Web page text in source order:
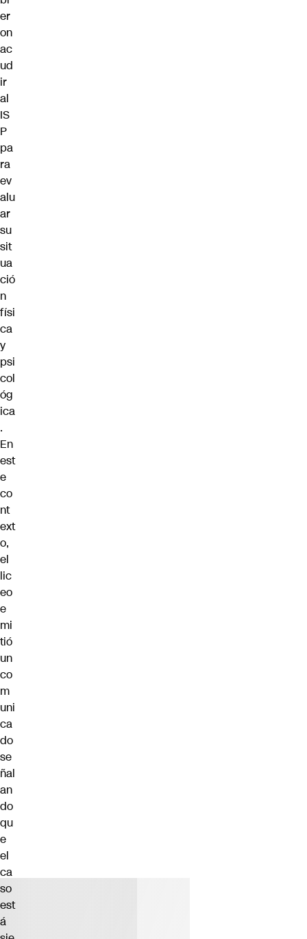
er
on
ac
ud
ir
al
IS
P
pa
ra
ev
alu
ar
su
sit
ua
ció
n
físi
ca
y
psi
col
óg
ica
.
En
est
e
co
nt
ext
o,
el
lic
eo
e
mi
tió
un
co
m
uni
ca
do
se
ñal
an
do
qu
e
el
ca
so
est
á